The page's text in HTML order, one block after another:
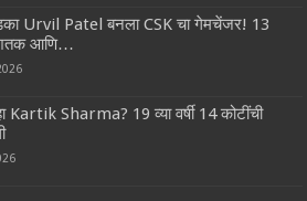
Urvil Patel बनला CSK चा गेमचेंजर! 13
आणि…
Kartik Sharma? 19 व्या वर्षी 14 कोटींची